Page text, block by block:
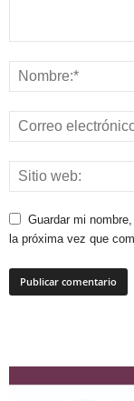
Guardar mi
la próxima vez que